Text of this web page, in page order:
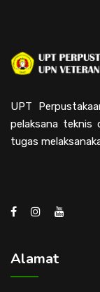
UPT
pelaksana teknis
tugas
Alamat